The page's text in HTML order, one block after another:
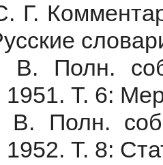
Г.
В. Полн.
Т. 6:
В. Полн.
Т. 8: